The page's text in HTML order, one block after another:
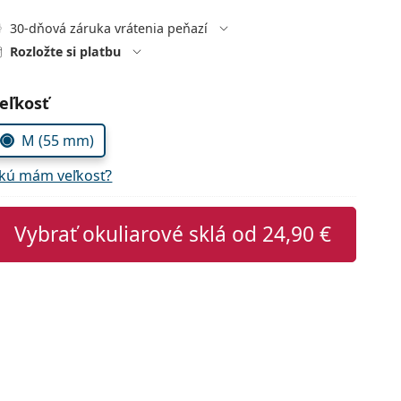
30-dňová záruka vrátenia peňazí
Rozložte si platbu
parametre
M (55 mm)
mám veľkosť?
Vybrať okuliarové sklá od 24,90 €